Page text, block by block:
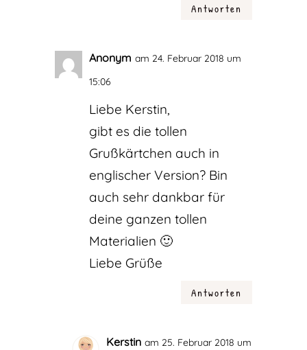
Antworten
Anonym am 24. Februar 2018 um
15:06
Liebe Kerstin,
gibt es die tollen
Grußkärtchen auch in
englischer Version? Bin
auch sehr dankbar für
deine ganzen tollen
Materialien 🙂
Liebe Grüße
Antworten
Kerstin am 25. Februar 2018 um